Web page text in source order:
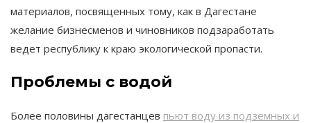
материалов, посвященных тому, как в Дагестане
желание бизнесменов и чиновников подзаработать
ведет республику к краю экологической пропасти.
Проблемы с водой
Более половины дагестанцев пьют воду из подземных и